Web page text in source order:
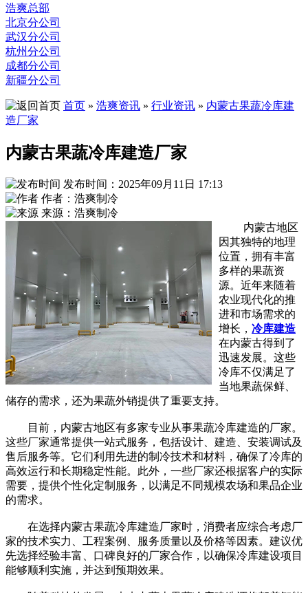
浩爽总部
北京分公司
武汉分公司
杭州分公司
成都分公司
新疆分公司
首页 » 浩爽资讯 » 行业资讯 » 内蒙古果蔬冷库建
造厂家
内蒙古果蔬冷库建造厂家
发布时间：2025年09月11日 17:13
作者：浩爽制冷
来源：浩爽制冷
内蒙古地区
因其独特的地理
位置，拥有丰富
多样的果蔬资
源。近年来随着
农业现代化的推
进和市场需求的
增长， 冷库建造
在内蒙古得到了
迅速发展。这些
冷库不仅满足了
当地果蔬保鲜、
储存的需求，还为果蔬外销提供了重要支持。
目前，内蒙古地区有多家专业从事果蔬冷库建造的厂家。
这些厂家通常提供一站式服务，包括设计、建造、安装调试及
售后服务等。它们利用先进的制冷技术和材料，确保了冷库的
高效运行和长期稳定性能。此外，一些厂家还根据客户的实际
需要，提供个性化定制服务，以满足不同规模农场和果品企业
的需求。
在选择内蒙古果蔬冷库建造厂家时，消费者应综合考虑厂
家的技术实力、工程案例、服务质量以及价格等因素。建议优
先选择经验丰富、口碑良好的厂家合作，以确保冷库建设项目
能够顺利实施，并达到预期效果。